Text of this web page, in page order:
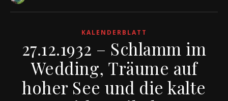
KALENDERBLATT
27.12.1932 – Schlamm im
Wedding, Träume auf
hoher See und die kalte